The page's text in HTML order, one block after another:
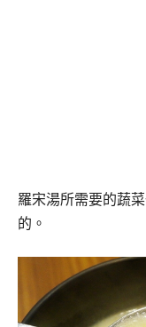
羅宋湯所需要的蔬
的。